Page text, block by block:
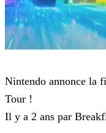
Nintendo annonce la
Tour !
Il y a 2 ans par